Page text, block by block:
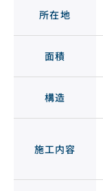
所在地
面積
構造
施工内容